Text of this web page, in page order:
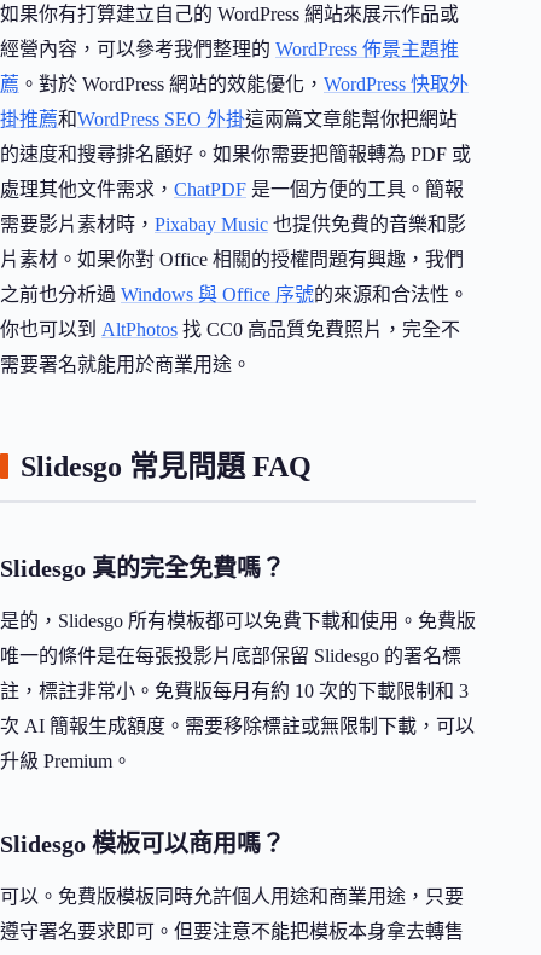
如果你有打算建立自己的 WordPress 網站來展示作品或
經營內容，可以參考我們整理的 WordPress 佈景主題推
薦 。對於 WordPress 網站的效能優化， WordPress 快取外
掛推薦和WordPress SEO 外掛這兩篇文章能幫你把網站
的速度和搜尋排名顧好。如果你需要把簡報轉為 PDF 或
處理其他文件需求， ChatPDF 是一個方便的工具。簡報
需要影片素材時， Pixabay Music 也提供免費的音樂和影
片素材。如果你對 Office 相關的授權問題有興趣，我們
之前也分析過 Windows 與 Office 序號的來源和合法性。
你也可以到 AltPhotos 找 CC0 高品質免費照片，完全不
需要署名就能用於商業用途。
Slidesgo 常見問題 FAQ
Slidesgo 真的完全免費嗎？
是的，Slidesgo 所有模板都可以免費下載和使用。免費版
唯一的條件是在每張投影片底部保留 Slidesgo 的署名標
註，標註非常小。免費版每月有約 10 次的下載限制和 3
次 AI 簡報生成額度。需要移除標註或無限制下載，可以
升級 Premium。
Slidesgo 模板可以商用嗎？
可以。免費版模板同時允許個人用途和商業用途，只要
遵守署名要求即可。但要注意不能把模板本身拿去轉售